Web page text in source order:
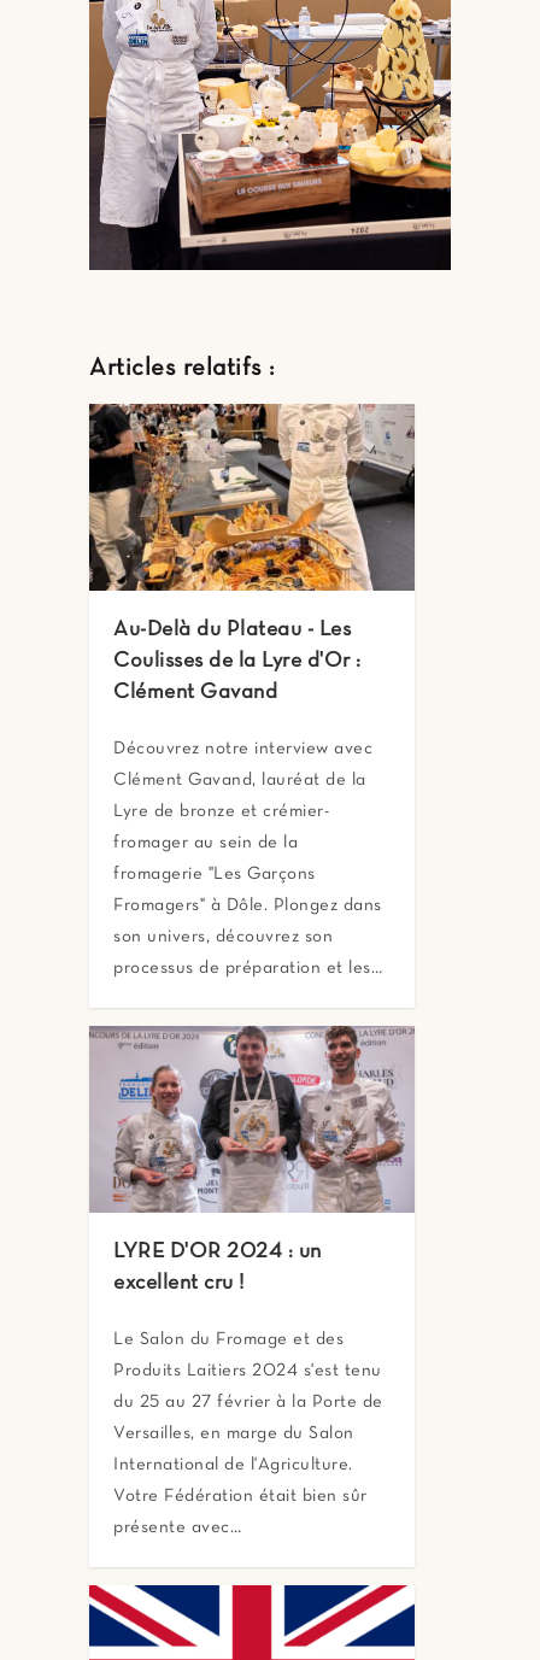
Articles relatifs :
Au-Delà du Plateau - Les
Coulisses de la Lyre d'Or :
Clément Gavand
Découvrez notre interview avec
Clément Gavand, lauréat de la
Lyre de bronze et crémier-
fromager au sein de la
fromagerie "Les Garçons
Fromagers" à Dôle. Plongez dans
son univers, découvrez son
processus de préparation et les…
LYRE D'OR 2024 : un
excellent cru !
Le Salon du Fromage et des
Produits Laitiers 2024 s'est tenu
du 25 au 27 février à la Porte de
Versailles, en marge du Salon
International de l'Agriculture.
Votre Fédération était bien sûr
présente avec…